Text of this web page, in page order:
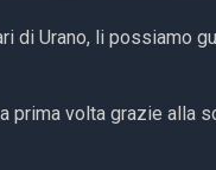
di Urano, li possiamo
prima volta grazie alla